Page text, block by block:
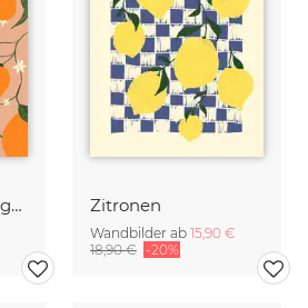
Dolce Vita & Orangen Zitronen
Wandbilder ab 15,90 €
18,90 € -20%